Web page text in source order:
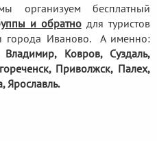
организуем бесплатный
и обратнодля туристов
города Иваново. А именно:
Владимир, Ковров, Суздаль,
Приволжск, Палех,
Ярославль.